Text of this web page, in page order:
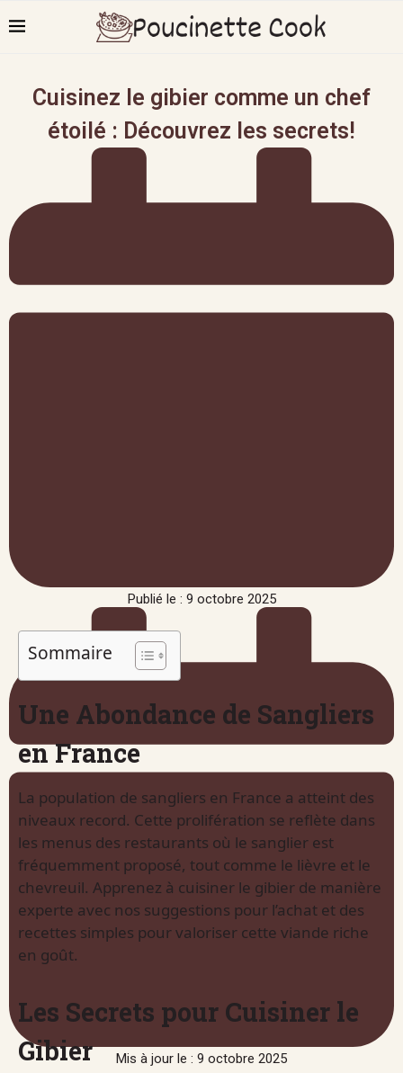
Cuisinez le gibier comme un chef
étoilé : Découvrez les secrets!
Publié le : 9 octobre 2025
Mis à jour le : 9 octobre 2025
Sommaire
Une Abondance de Sangliers
en France
La population de sangliers en France a atteint des
niveaux record. Cette prolifération se reflète dans
les menus des restaurants où le sanglier est
fréquemment proposé, tout comme le lièvre et le
chevreuil. Apprenez à cuisiner le gibier de manière
experte avec nos suggestions pour l’achat et des
recettes simples pour valoriser cette viande riche
en goût.
Les Secrets pour Cuisiner le
Gibier